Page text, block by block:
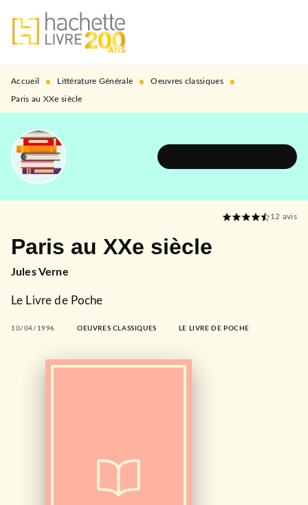
MENU RECHERCHE
PIED DE PAGE
Accueil • Littérature Générale • Oeuvres classiques •
Paris au XXe siècle
12 avis
Paris au XXe siècle
Jules Verne
Le Livre de Poche
10/04/1996 OEUVRES CLASSIQUES LE LIVRE DE POCHE